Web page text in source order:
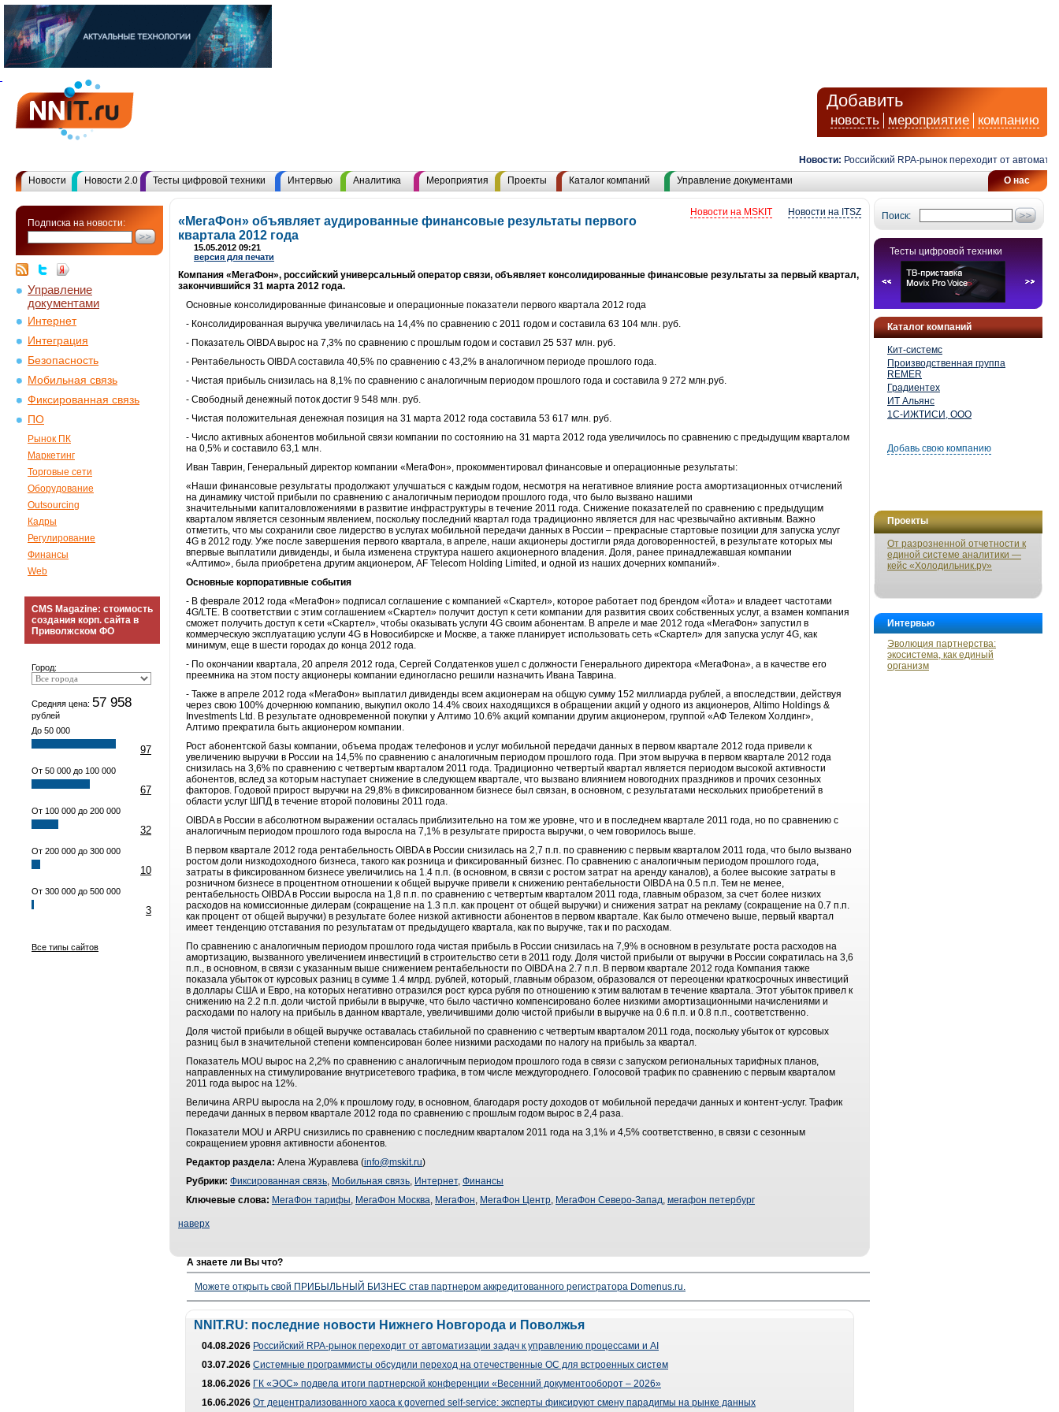
Добавить
новость мероприятие компанию
Новости: Российский RPA-рынок переходит от
О нас
Новости Новости 2.0 Тесты цифровой техники Интервью Аналитика Мероприятия Проекты Каталог компаний Управление документами
Подписка на новости:
Управление
документами
Интернет
Интеграция
Безопасность
Мобильная связь
Фиксированная связь
ПО
Рынок ПК
Маркетинг
Торговые сети
Оборудование
Outsourcing
Кадры
Регулирование
Финансы
Web
CMS Magazine: стоимость
создания корп. сайта в
Приволжском ФО
Город:
Средняя цена: 57 958
рублей
До 50 000
97
От 50 000 до 100 000
67
От 100 000 до 200 000
32
От 200 000 до 300 000
10
От 300 000 до 500 000
3
Все типы сайтов
Поиск:
Тесты цифровой техники
Каталог компаний
Кит-системс
Производственная группа
REMER
Градиентех
ИТ Альянс
1С-ИЖТИСИ, ООО
Добавь свою компанию
Проекты
От разрозненной отчетности к
единой системе аналитики —
кейс «Холодильник.ру»
Интервью
Эволюция партнерства:
экосистема, как единый
организм
Новости на ITSZ
Новости на MSKIT
«МегаФон» объявляет аудированные финансовые результаты первого
квартала 2012 года
15.05.2012 09:21
версия для печати
Компания «МегаФон», российский универсальный оператор связи, объявляет консолидированные финансовые результаты за первый квартал,
закончившийся 31 марта 2012 года.
Основные консолидированные финансовые и операционные показатели первого квартала 2012 года
- Консолидированная выручка увеличилась на 14,4% по сравнению с 2011 годом и составила 63 104 млн. руб.
- Показатель OIBDA вырос на 7,3% по сравнению с прошлым годом и составил 25 537 млн. руб.
- Рентабельность OIBDA составила 40,5% по сравнению с 43,2% в аналогичном периоде прошлого года.
- Чистая прибыль снизилась на 8,1% по сравнению с аналогичным периодом прошлого года и составила 9 272 млн.руб.
- Свободный денежный поток достиг 9 548 млн. руб.
- Чистая положительная денежная позиция на 31 марта 2012 года составила 53 617 млн. руб.
- Число активных абонентов мобильной связи компании по состоянию на 31 марта 2012 года увеличилось по сравнению с предыдущим кварталом
на 0,5% и составило 63,1 млн.
Иван Таврин, Генеральный директор компании «МегаФон», прокомментировал финансовые и операционные результаты:
«Наши финансовые результаты продолжают улучшаться с каждым годом, несмотря на негативное влияние роста амортизационных отчислений
на динамику чистой прибыли по сравнению с аналогичным периодом прошлого года, что было вызвано нашими
значительными капиталовложениями в развитие инфраструктуры в течение 2011 года. Снижение показателей по сравнению с предыдущим
кварталом является сезонным явлением, поскольку последний квартал года традиционно является для нас чрезвычайно активным. Важно
отметить, что мы сохранили свое лидерство в услугах мобильной передачи данных в России – прекрасные стартовые позиции для запуска услуг
4G в 2012 году. Уже после завершения первого квартала, в апреле, наши акционеры достигли ряда договоренностей, в результате которых мы
впервые выплатили дивиденды, и была изменена структура нашего акционерного владения. Доля, ранее принадлежавшая компании
«Алтимо», была приобретена другим акционером, AF Telecom Holding Limited, и одной из наших дочерних компаний».
Основные корпоративные события
- В феврале 2012 года «МегаФон» подписал соглашение с компанией «Скартел», которое работает под брендом «Йота» и владеет частотами
4G/LTE. В соответствии с этим соглашением «Скартел» получит доступ к сети компании для развития своих собственных услуг, а взамен компания
сможет получить доступ к сети «Скартел», чтобы оказывать услуги 4G своим абонентам. В апреле и мае 2012 года «МегаФон» запустил в
коммерческую эксплуатацию услуги 4G в Новосибирске и Москве, а также планирует использовать сеть «Скартел» для запуска услуг 4G, как
минимум, еще в шести городах до конца 2012 года.
- По окончании квартала, 20 апреля 2012 года, Сергей Солдатенков ушел с должности Генерального директора «МегаФона», а в качестве его
преемника на этом посту акционеры компании единогласно решили назначить Ивана Таврина.
- Также в апреле 2012 года «МегаФон» выплатил дивиденды всем акционерам на общую сумму 152 миллиарда рублей, а впоследствии, действуя
через свою 100% дочернюю компанию, выкупил около 14.4% своих находящихся в обращении акций у одного из акционеров, Altimo Holdings &
Investments Ltd. В результате одновременной покупки у Алтимо 10.6% акций компании другим акционером, группой «АФ Телеком Холдинг»,
Алтимо прекратила быть акционером компании.
Рост абонентской базы компании, объема продаж телефонов и услуг мобильной передачи данных в первом квартале 2012 года привели к
увеличению выручки в России на 14,5% по сравнению с аналогичным периодом прошлого года. При этом выручка в первом квартале 2012 года
снизилась на 3,6% по сравнению с четвертым кварталом 2011 года. Традиционно четвертый квартал является периодом высокой активности
абонентов, вслед за которым наступает снижение в следующем квартале, что вызвано влиянием новогодних праздников и прочих сезонных
факторов. Годовой прирост выручки на 29,8% в фиксированном бизнесе был связан, в основном, с результатами нескольких приобретений в
области услуг ШПД в течение второй половины 2011 года.
OIBDA в России в абсолютном выражении осталась приблизительно на том же уровне, что и в последнем квартале 2011 года, но по сравнению с
аналогичным периодом прошлого года выросла на 7,1% в результате прироста выручки, о чем говорилось выше.
В первом квартале 2012 года рентабельность OIBDA в России снизилась на 2,7 п.п. по сравнению с первым кварталом 2011 года, что было вызвано
ростом доли низкодоходного бизнеса, такого как розница и фиксированный бизнес. По сравнению с аналогичным периодом прошлого года,
затраты в фиксированном бизнесе увеличились на 1.4 п.п. (в основном, в связи с ростом затрат на аренду каналов), а более высокие затраты в
розничном бизнесе в процентном отношении к общей выручке привели к снижению рентабельности OIBDA на 0.5 п.п. Тем не менее,
рентабельность OIBDA в России выросла на 1,8 п.п. по сравнению с четвертым кварталом 2011 года, главным образом, за счет более низких
расходов на комиссионные дилерам (сокращение на 1.3 п.п. как процент от общей выручки) и снижения затрат на рекламу (сокращение на 0.7 п.п.
как процент от общей выручки) в результате более низкой активности абонентов в первом квартале. Как было отмечено выше, первый квартал
имеет тенденцию отставания по результатам от предыдущего квартала, как по выручке, так и по расходам.
По сравнению с аналогичным периодом прошлого года чистая прибыль в России снизилась на 7,9% в основном в результате роста расходов на
амортизацию, вызванного увеличением инвестиций в строительство сети в 2011 году. Доля чистой прибыли от выручки в России сократилась на 3,6
п.п., в основном, в связи с указанным выше снижением рентабельности по OIBDA на 2.7 п.п. В первом квартале 2012 года Компания также
показала убыток от курсовых разниц в сумме 1.4 млрд. рублей, который, главным образом, образовался от переоценки краткосрочных инвестиций
в доллары США и Евро, на которых негативно отразился рост курса рубля по отношению к этим валютам в течение квартала. Этот убыток привел к
снижению на 2.2 п.п. доли чистой прибыли в выручке, что было частично компенсировано более низкими амортизационными начислениями и
расходами по налогу на прибыль в данном квартале, увеличившими долю чистой прибыли в выручке на 0.6 п.п. и 0.8 п.п., соответственно.
Доля чистой прибыли в общей выручке оставалась стабильной по сравнению с четвертым кварталом 2011 года, поскольку убыток от курсовых
разниц был в значительной степени компенсирован более низкими расходами по налогу на прибыль за квартал.
Показатель MOU вырос на 2,2% по сравнению с аналогичным периодом прошлого года в связи с запуском региональных тарифных планов,
направленных на стимулирование внутрисетевого трафика, в том числе междугороднего. Голосовой трафик по сравнению с первым кварталом
2011 года вырос на 12%.
Величина ARPU выросла на 2,0% к прошлому году, в основном, благодаря росту доходов от мобильной передачи данных и контент-услуг. Трафик
передачи данных в первом квартале 2012 года по сравнению с прошлым годом вырос в 2,4 раза.
Показатели MOU и ARPU снизились по сравнению с последним кварталом 2011 года на 3,1% и 4,5% соответственно, в связи с сезонным
сокращением уровня активности абонентов.
Редактор раздела: Алена Журавлева (info@mskit.ru)
Рубрики: Фиксированная связь, Мобильная связь, Интернет, Финансы
Ключевые слова: МегаФон тарифы, МегаФон Москва, МегаФон, МегаФон Центр, МегаФон Северо-Запад, мегафон петербург
наверх
А знаете ли Вы что?
Можете открыть свой ПРИБЫЛЬНЫЙ БИЗНЕС став партнером аккредитованного регистратора Domenus.ru.
NNIT.RU: последние новости Нижнего Новгорода и Поволжья
04.08.2026 Российский RPA-рынок переходит от автоматизации задач к управлению процессами и AI
03.07.2026 Системные программисты обсудили переход на отечественные ОС для встроенных систем
18.06.2026 ГК «ЭОС» подвела итоги партнерской конференции «Весенний документооборот – 2026»
16.06.2026 От децентрализованного хаоса к governed self-service: эксперты фиксируют смену парадигмы на рынке данных